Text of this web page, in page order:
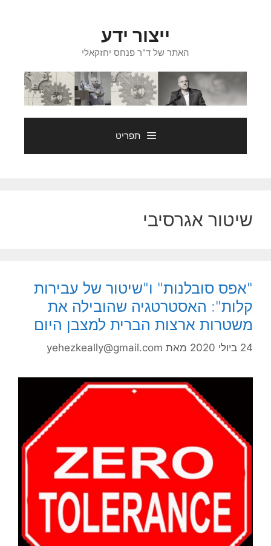
ייצור ידע
האתר של ד"ר פנחס יחזקאלי
תפריט
שיטור אגרסיבי
"אפס סובלנות" ו"שיטור של עבירות
קלות": האסטרטגיה שהובילה את
משטרות ארצות הברית למצבן היום
24 ביולי 2020 מאת yehezkeally@gmail.com